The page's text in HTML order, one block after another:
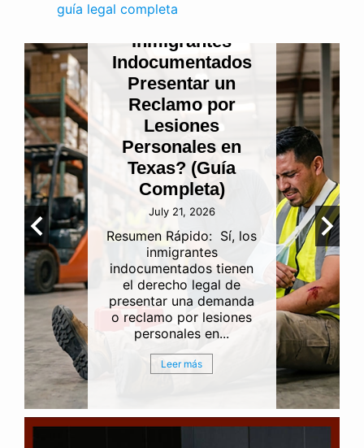
guía legal completa
¿Pueden los
Inmigrantes
Indocumentados
Presentar un
Reclamo por
Lesiones
Personales en
Texas? (Guía
Completa)
July 21, 2026
Resumen Rápido: Sí, los
inmigrantes
indocumentados tienen
el derecho legal de
presentar una demanda
o reclamo por lesiones
personales en...
Leer más